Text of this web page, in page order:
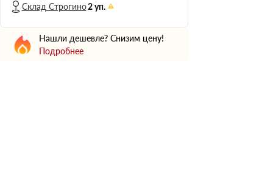
Применение
Для пола
Склад Строгино2 уп.
Нашли дешевле? Снизим цену!
Подробнее